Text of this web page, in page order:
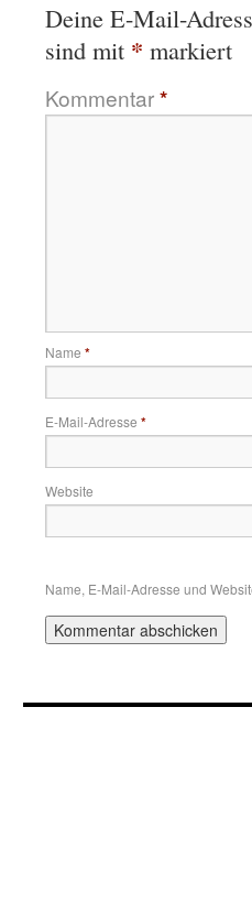
Deine E-Mail-
sind mit * markiert
Kommentar*
Name *
E-Mail-Adresse *
Website
Name, E-Mail-Adresse und